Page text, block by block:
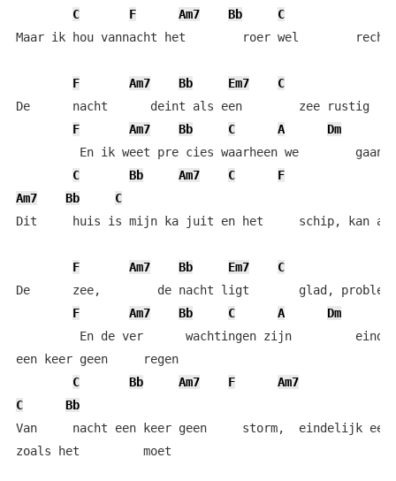
C
F Am7 Bb
C
Maar ik hou vannacht het        roer wel        recht
F Am7 Bb Em7
C
De      nacht      deint als een        zee rustig
F
Am7 Bb C A
Dm
En ik weet pre cies waarheen we        gaan
C
Bb Am7 C
F
Am7
Bb
C
Dit     huis is mijn ka juit en het     schip, kan al
F Am7 Bb Em7
C
De      zee,        de nacht ligt       glad,
F
Am7 Bb C A
Dm
En de ver      wachtingen zijn
een keer geen     regen
C
Bb Am7 F
Am7
C
Bb
Van     nacht een keer geen     storm,  eindelijk
zoals het         moet